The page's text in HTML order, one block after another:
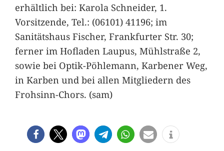
erhältlich bei: Karola Schneider, 1.
Vorsitzende, Tel.: (06101) 41196; im
Sanitätshaus Fischer, Frankfurter Str. 30;
ferner im Hofladen Laupus, Mühlstraße 2,
sowie bei Optik-Pöhlemann, Karbener Weg,
in Karben und bei allen Mitgliedern des
Frohsinn-Chors. (sam)